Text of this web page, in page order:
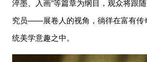
淬墨、入画”等篇章为纲目，观众将跟
究员——展卷人的视角，徜徉在富有传
统美学意趣之中。